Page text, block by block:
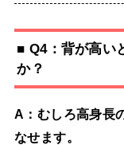
■ Q4：背が高い
か？
A：むしろ高身長
なせます。